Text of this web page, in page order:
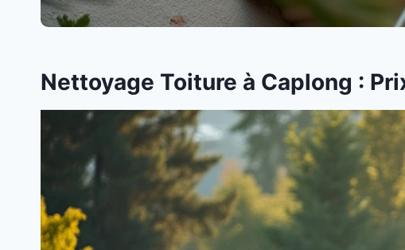
Nettoyage Toiture à Caplong :